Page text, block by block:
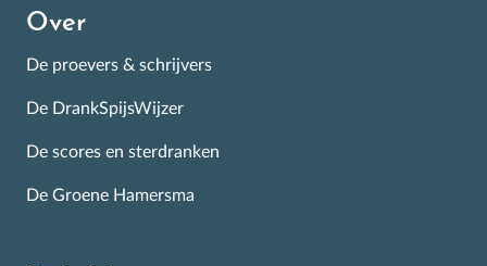
Over
De proevers & schrijvers
De DrankSpijsWijzer
De scores en sterdranken
De Groene Hamersma